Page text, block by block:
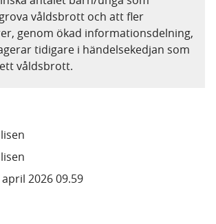
våldsbrott och att fler
genom ökad informationsdelning,
tidigare i händelsekedjan som
våldsbrott.
april 2026 09.59